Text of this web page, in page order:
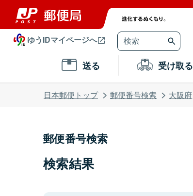
ゆうIDマイページへ
送る 受け取る
日本郵便トップ 郵便番号検索 大阪府
郵便番号検索
検索結果